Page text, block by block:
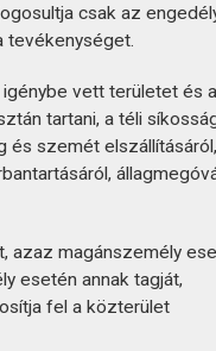
csak az
vett területet és
tartani, a téli
és szemét elszállításáról,
azaz magánszemély
esetén annak tagját,
fel a közterület